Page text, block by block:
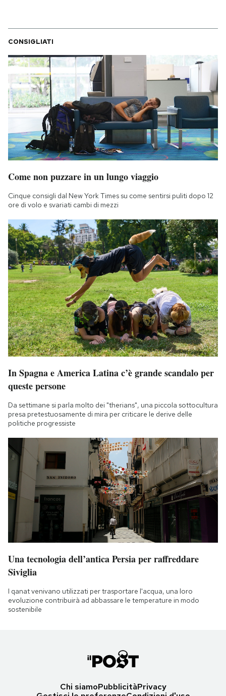
CONSIGLIATI
Come non puzzare in un lungo viaggio
Cinque consigli dal New York Times su come sentirsi puliti dopo 12
ore di volo e svariati cambi di mezzi
In Spagna e America Latina c’è grande scandalo per
queste persone
Da settimane si parla molto dei "therians", una piccola sottocultura
presa pretestuosamente di mira per criticare le derive delle
politiche progressiste
Una tecnologia dell’antica Persia per raffreddare
Siviglia
I qanat venivano utilizzati per trasportare l'acqua, una loro
evoluzione contribuirà ad abbassare le temperature in modo
sostenibile
Chi siamoPubblicitàPrivacy